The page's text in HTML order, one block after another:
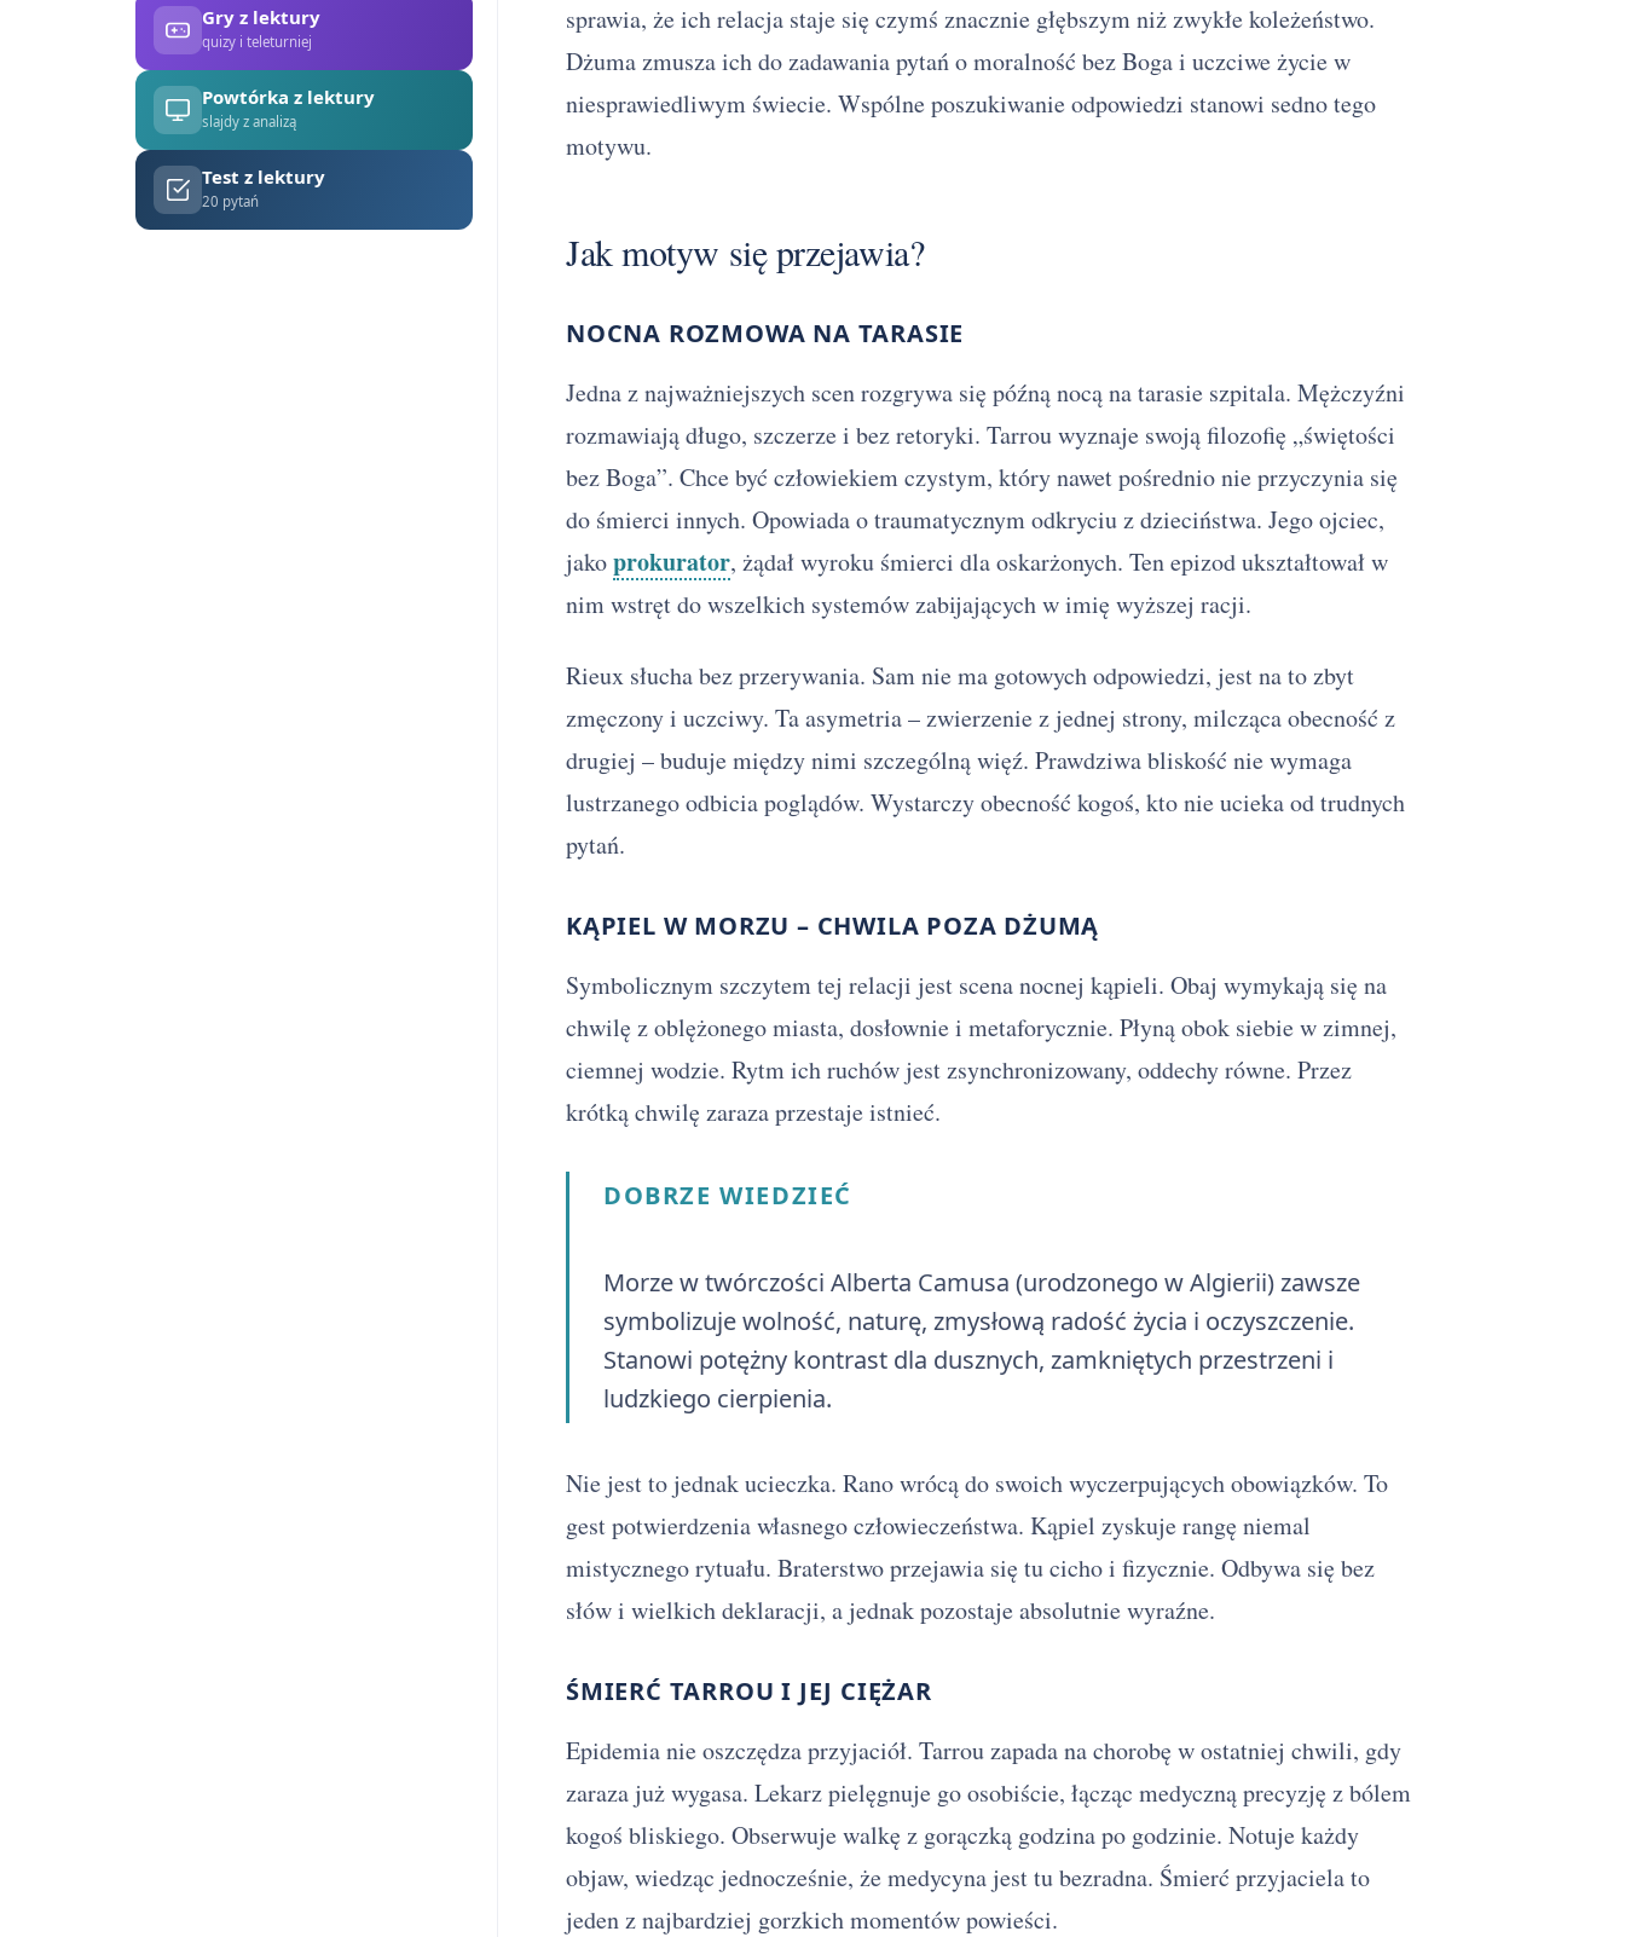
Gry z lektury
quizy i teleturniej
Powtórka z lektury
slajdy z analizą
Test z lektury
20 pytań
sprawia, że ich relacja staje się czymś znacznie głębszym niż zwykłe koleżeństwo.
Dżuma zmusza ich do zadawania pytań o moralność bez Boga i uczciwe życie w
niesprawiedliwym świecie. Wspólne poszukiwanie odpowiedzi stanowi sedno tego
motywu.
Jak motyw się przejawia?
NOCNA ROZMOWA NA TARASIE
Jedna z najważniejszych scen rozgrywa się późną nocą na tarasie szpitala. Mężczyźni
rozmawiają długo, szczerze i bez retoryki. Tarrou wyznaje swoją filozofię „świętości
bez Boga”. Chce być człowiekiem czystym, który nawet pośrednio nie przyczynia się
do śmierci innych. Opowiada o traumatycznym odkryciu z dzieciństwa. Jego ojciec,
jakoprokurator, żądał wyroku śmierci dla oskarżonych. Ten epizod ukształtował w
nim wstręt do wszelkich systemów zabijających w imię wyższej racji.
Rieux słucha bez przerywania. Sam nie ma gotowych odpowiedzi, jest na to zbyt
zmęczony i uczciwy. Ta asymetria – zwierzenie z jednej strony, milcząca obecność z
drugiej – buduje między nimi szczególną więź. Prawdziwa bliskość nie wymaga
lustrzanego odbicia poglądów. Wystarczy obecność kogoś, kto nie ucieka od trudnych
pytań.
KĄPIEL W MORZU – CHWILA POZA DŻUMĄ
Symbolicznym szczytem tej relacji jest scena nocnej kąpieli. Obaj wymykają się na
chwilę z oblężonego miasta, dosłownie i metaforycznie. Płyną obok siebie w zimnej,
ciemnej wodzie. Rytm ich ruchów jest zsynchronizowany, oddechy równe. Przez
krótką chwilę zaraza przestaje istnieć.
DOBRZE WIEDZIEĆ
Morze w twórczości Alberta Camusa (urodzonego w Algierii) zawsze
symbolizuje wolność, naturę, zmysłową radość życia i oczyszczenie.
Stanowi potężny kontrast dla dusznych, zamkniętych przestrzeni i
ludzkiego cierpienia.
Nie jest to jednak ucieczka. Rano wrócą do swoich wyczerpujących obowiązków. To
gest potwierdzenia własnego człowieczeństwa. Kąpiel zyskuje rangę niemal
mistycznego rytuału. Braterstwo przejawia się tu cicho i fizycznie. Odbywa się bez
słów i wielkich deklaracji, a jednak pozostaje absolutnie wyraźne.
ŚMIERĆ TARROU I JEJ CIĘŻAR
Epidemia nie oszczędza przyjaciół. Tarrou zapada na chorobę w ostatniej chwili, gdy
zaraza już wygasa. Lekarz pielęgnuje go osobiście, łącząc medyczną precyzję z bólem
kogoś bliskiego. Obserwuje walkę z gorączką godzina po godzinie. Notuje każdy
objaw, wiedząc jednocześnie, że medycyna jest tu bezradna. Śmierć przyjaciela to
jeden z najbardziej gorzkich momentów powieści.